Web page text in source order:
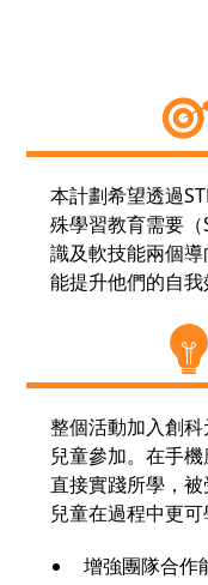
本計劃希望透過
殊學習教育需要
識及軟技能兩個
能提升他們的自我
整個活動加入創
兒童參加。在手
直接實踐所學，被
兒童在過程中更可
增強團隊合作